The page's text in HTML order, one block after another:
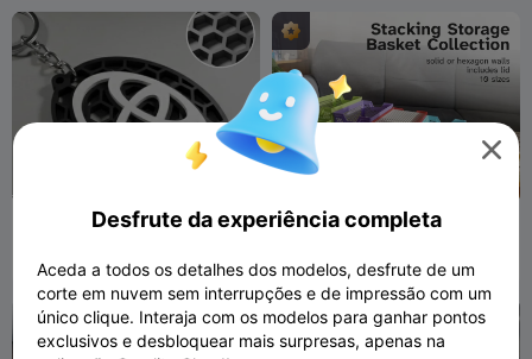
Chaveiro de favo de mel
Coleção de cestos de
arrumação empilháveis (10
otypes

Desfrute da experiência completa
Aceda a todos os detalhes dos modelos, desfrute de um
corte em nuvem sem interrupções e de impressão com um
único clique. Interaja com os modelos para ganhar pontos
exclusivos e desbloquear mais surpresas, apenas na